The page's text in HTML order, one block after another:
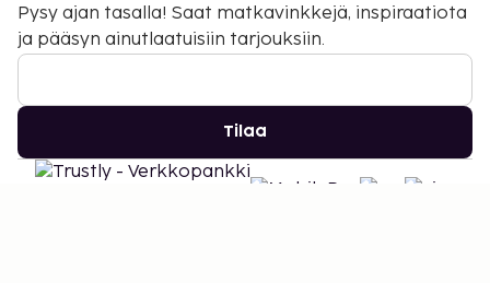
Pysy ajan tasalla! Saat matkavinkkejä, inspiraatiota
ja pääsyn ainutlaatuisiin tarjouksiin.
Tilaa